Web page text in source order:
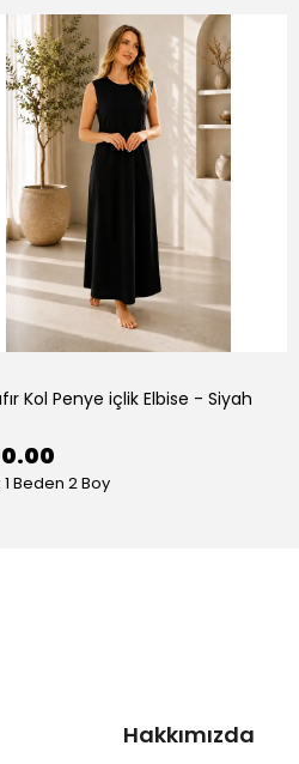
Kol Penye içlik Elbise - Siyah
1 Beden 2 Boy
Hakkımızda